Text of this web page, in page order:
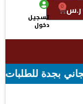
ر.س 0
تسجيل
دخول
ال ١٠٠ ريال - شحن مجاني لقيمه اكثر